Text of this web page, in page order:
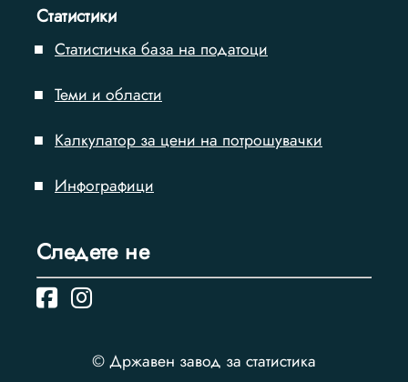
Статистики
Статистичка база на податоци
Теми и области
Калкулатор за цени на потрошувачки
Инфографици
Следете нe
© Државен завод за статистика